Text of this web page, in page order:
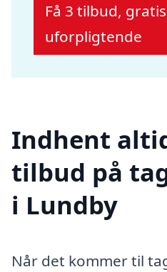
Få 3 tilbud,
uforpligtende
Indhent
tilbud på
i Lundby
Når det kommer til